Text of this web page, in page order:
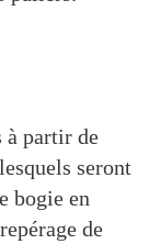
à partir de
seront
bogie en
de